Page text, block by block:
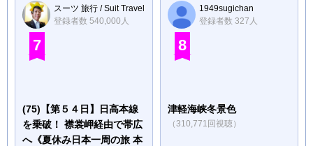
スーツ 旅行 / Suit Travel
登録者数 540,000人
7
(75)【第５４日】日高本線
を乗破！ 襟裳岬経由で帯広
へ《夏休み日本一周の旅 本
1949sugichan
登録者数 327人
8
津軽海峡冬景色
（310,771回視聴）